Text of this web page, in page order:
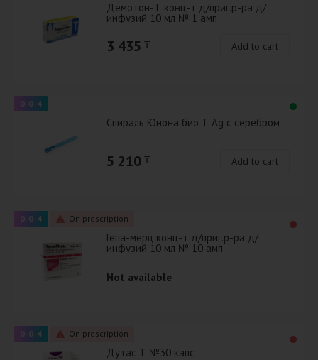
Демотон-Т конц-т д/приг.р-ра д/
инфузий 10 мл № 1 амп
3 435 ₸ Add to cart
0-0-4
Спираль Юнона био Т Ag с серебром
5 210 ₸ Add to cart
0-0-4 On prescription
Гепа-мерц конц-т д/приг.р-ра д/
инфузий 10 мл № 10 амп
Not available
0-0-4 On prescription
Дутас Т №30 капс